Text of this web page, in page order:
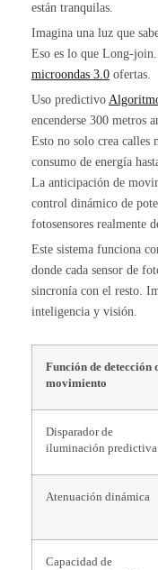
están tranquilas.
Imagina una luz que
Eso es lo que Long-
microondas 3.0 ofertas.
Uso predictivo
encenderse 300 metros
Esto no solo crea calles
consumo de energía
La anticipación de
control dinámico de
fotosensores realmente
Este sistema funciona
donde cada sensor de
sincronía con el resto.
inteligencia y visión.
Función de detección
movimiento
Disparador de
iluminación predictiva
Atenuación dinámica
Capacidad de